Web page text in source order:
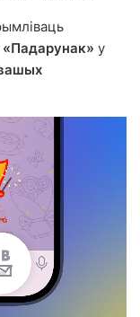
«Падарунак» у